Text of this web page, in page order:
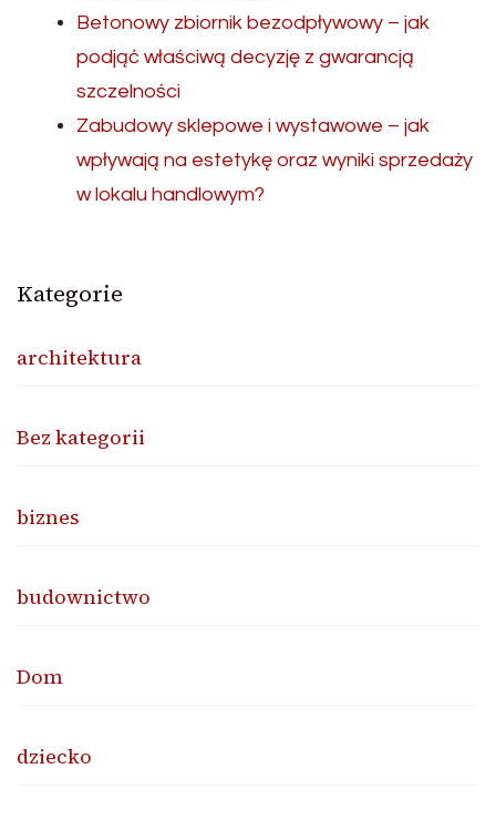
Betonowy zbiornik bezodpływowy – jak
podjąć właściwą decyzję z gwarancją
szczelności
Zabudowy sklepowe i wystawowe – jak
wpływają na estetykę oraz wyniki sprzedaży
w lokalu handlowym?
Kategorie
architektura
Bez kategorii
biznes
budownictwo
Dom
dziecko